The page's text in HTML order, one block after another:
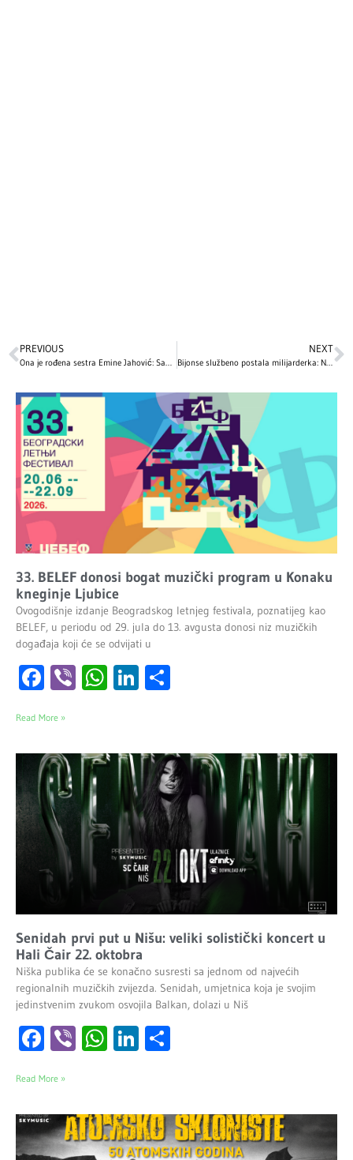
PREVIOUS
Ona je rođena sestra Emine Jahović: Sabina se bavi ozbiljnim zanimanjem, a evo kako izgleda – fanovi tvrde da su kao bliznakinje! (FOTO)
NEXT
Bijonse službeno postala milijarderka: Njeno bogatstvo i muzičko carstvo
33. BELEF donosi bogat muzički program u Konaku
kneginje Ljubice
Ovogodišnje izdanje Beogradskog letnjeg festivala, poznatijeg kao
BELEF, u periodu od 29. jula do 13. avgusta donosi niz muzičkih
događaja koji će se odvijati u
Facebook
ViberWhatsApp
LinkedIn
Read More »
Senidah prvi put u Nišu: veliki solistički koncert u
Hali Čair 22. oktobra
Niška publika će se konačno susresti sa jednom od najvećih
regionalnih muzičkih zvijezda. Senidah, umjetnica koja je svojim
jedinstvenim zvukom osvojila Balkan, dolazi u Niš
Facebook
ViberWhatsApp
LinkedIn
Read More »